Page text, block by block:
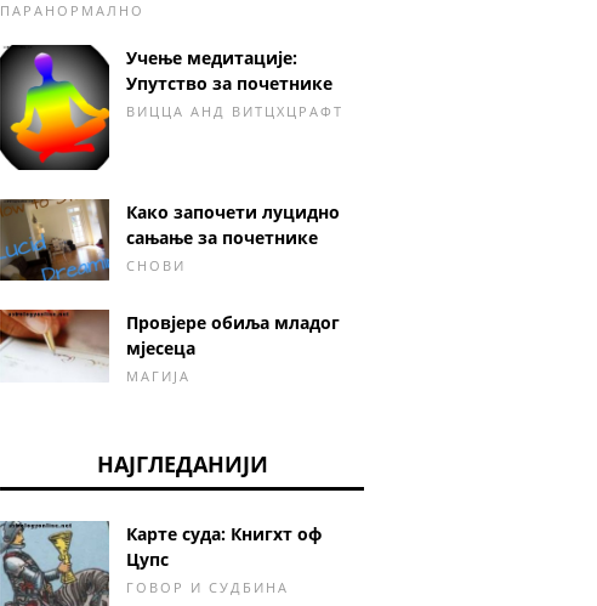
ПАРАНОРМАЛНО
Учење медитације:
Упутство за почетнике
ВИЦЦА АНД ВИТЦХЦРАФТ
Како започети луцидно
сањање за почетнике
СНОВИ
Провјере обиља младог
мјесеца
МАГИЈА
НАЈГЛЕДАНИЈИ
Карте суда: Книгхт оф
Цупс
ГОВОР И СУДБИНА